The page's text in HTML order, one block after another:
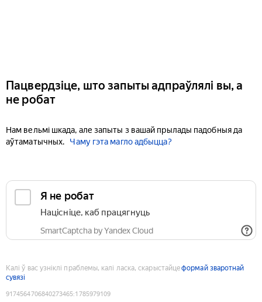
Пацвердзіце, што запыты адпраўлялі вы, а
не робат
Нам вельмі шкада, але запыты з вашай прылады падобныя да
аўтаматычных.
Чаму гэта магло адбыцца?
Я не робат
Націсніце, каб працягнуць
SmartCaptcha by Yandex Cloud
Калі ў вас узніклі праблемы, калі ласка, скарыстайцеформай зваротнай
сувязі
9174564706840273465:1785979109